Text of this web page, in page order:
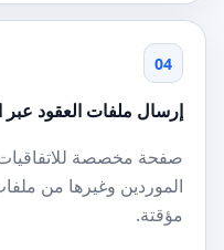
04
إرسال ملفات العقود عبر
الموردين وغيرها من
مؤقتة.